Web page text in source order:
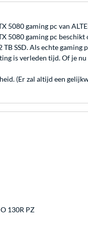
5080 gaming pc van
5080 gaming pc
SSD. Als echte
is verleden tijd. Of je
(Er zal altijd een
130R PZ